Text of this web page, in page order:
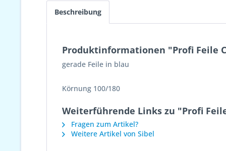
Beschreibung
Produktinformationen "Profi Feile
gerade Feile in blau
Körnung 100/180
Weiterführende Links zu "Profi
Fragen zum Artikel?
Weitere Artikel von Sibel